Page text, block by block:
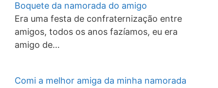
Boquete da namorada do amigo
Era uma festa de confraternização entre
amigos, todos os anos fazíamos, eu era
amigo de…
Comi a melhor amiga da minha namorada